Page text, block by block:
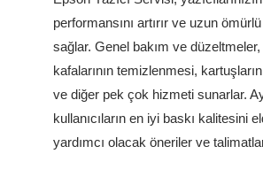
performansını artırır ve uzun ömürlü
sağlar. Genel bakım ve düzeltmeler,
kafalarının temizlenmesi,
ve diğer pek çok hizmeti sunarlar.
kullanıcıların en iyi baskı kalitesini
yardımcı olacak öneriler ve